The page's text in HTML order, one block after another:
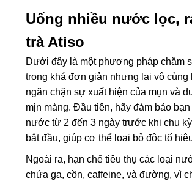
Uống nhiều nước lọc,
trà Atiso
Dưới đây là một phương pháp chăm
trong khá đơn giản nhưng lại vô cùng
ngăn chặn sự xuất hiện của mụn và
mịn màng. Đầu tiên, hãy đảm bảo
nước từ 2 đến 3 ngày trước khi chu
bắt đầu, giúp cơ thể loại bỏ độc tố
Ngoài ra, hạn chế tiêu thụ các loại
chứa ga, cồn, caffeine, và đường, vì